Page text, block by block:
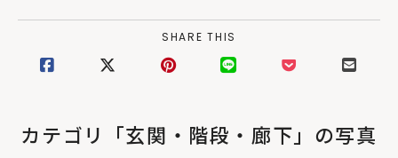
SHARE THIS
カテゴリ「玄関・階段・廊下」の写真